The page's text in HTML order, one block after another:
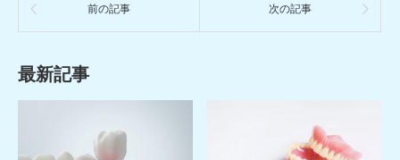
前の記事 次の記事
最新記事